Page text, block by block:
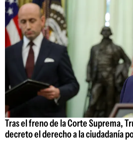
Tras el freno de la Corte Suprema,
decreto el derecho a la ciudadanía